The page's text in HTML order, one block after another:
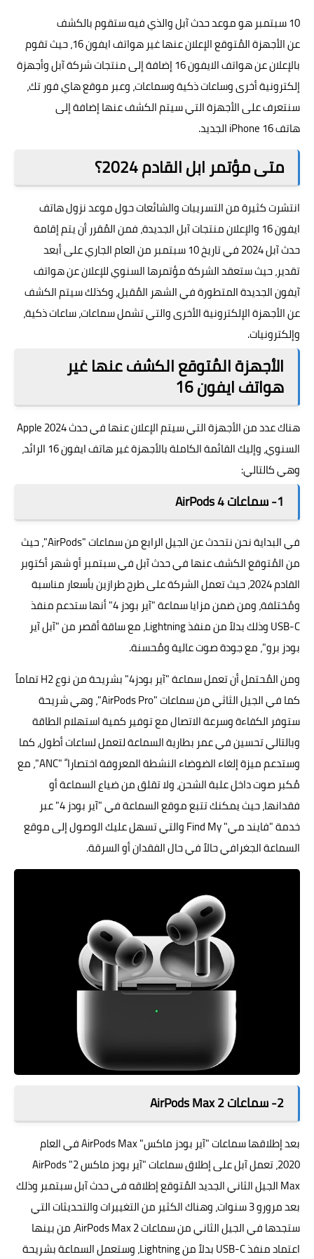
10 سبتمبر هو موعد حدث آبل والذي فيه ستقوم بالكشف
عن الأجهزة المُتوقع الإعلان عنها غير هواتف ايفون 16، حيث تقوم
بالإعلان عن هواتف الايفون 16 إضافة إلى منتجات شركة آبل وأجهزة
إلكترونية أخرى وساعات ذكية وسماعات، وعبر موقع هاي فور تك،
سنتعرف على الأجهزة التي سيتم الكشف عنها إضافة إلى
هاتف iPhone 16 الجديد.
متى مؤتمر ابل القادم 2024؟
انتشرت كثيرة من التسريبات والشائعات حول موعد نزول هاتف
ايفون 16 والإعلان منتجات آبل الجديدة، فمن المُقرر أن يتم إقامة
حدث آبل 2024 في تاريخ 10 سبتمبر من العام الجاري على أبعد
تقدير، حيث ستعقد الشركة مؤتمرها السنوي للإعلان عن هواتف
آيفون الجديدة المتطورة في الشهر المُقبل، وكذلك سيتم الكشف
عن الأجهزة الإلكترونية الأخرى والتي تشمل سماعات، ساعات ذكية،
وإلكترونيات.
الأجهزة المُتوقع الكشف عنها غير
هواتف ايفون 16
هناك عدد من الأجهزة التي سيتم الإعلان عنها في حدث Apple 2024
السنوي، وإليك القائمة الكاملة بالأجهزة غير هاتف ايفون 16 الرائد،
وهي كالتالي:
1- سماعات AirPods 4
في البداية نحن نتحدث عن الجيل الرابع من سماعات "AirPods"، حيث
من المُتوقع الكشف عنها في حدث آبل في سبتمبر أو شهر أكتوبر
القادم 2024، حيث تعمل الشركة على طرح طرازين بأسعار مناسبة
ومُختلفة، ومن ضمن مزايا سماعة "آير بودز 4" أنها ستدعم منفذ
USB-C وذلك بدلاً من منفذ Lightning، مع ساقة أقصر من "آبل آير
بودز برو"، مع جودة صوت عالية ومُحسنة.
ومن المُحتمل أن تعمل سماعة "آير بودز4" بشريحة من نوع H2 تماماً
كما في الجيل الثاثي من سماعات "AirPods Pro"، وهي شريحة
ستوفر الكفاءة وسرعة الاتصال مع توفير كمية استهلام الطاقة
وبالتالي تحسين في عمر بطارية السماعة لتعمل لساعات أطول، كما
وستدعم ميزة إلغاء الضوضاء النشطة المعروفة اختصارا ً "ANC"، مع
مُكبر صوت داخل علبة الشحن، ولا تقلق من ضياع السماعة أو
فقدانها، حيث يمكنك تتبع موقع السماعة في "آير بودز 4" عبر
خدمة "فايند مي" Find My والتي تسهل عليك الوصول إلى موقع
السماعة الجغرافي حالاً في حال الفقدان أو السرقة.
2- سماعات AirPods Max 2
بعد إطلاقها سماعات "آير بودز ماكس" AirPods Max في العام
2020، تعمل
آبل
على إطلاق سماعات "آير بودز ماكس 2" AirPods
Max الجيل الثاني الجديد المُتوقع إطلاقه في حدث آبل سبتمبر وذلك
بعد مرورو 3 سنوات، وهناك الكثير من التغييرات والتحديثات التي
ستجدها في الجيل الثاني من سماعات AirPods Max 2، من بينها
اعتماد منفذ USB-C بدلاً من Lightning، وستعمل السماعة بشريحة